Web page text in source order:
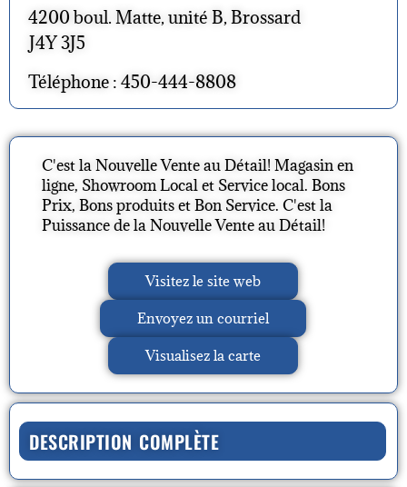
4200 boul. Matte, unité B, Brossard
J4Y 3J5
Téléphone : 450-444-8808
C'est la Nouvelle Vente au Détail! Magasin en
ligne, Showroom Local et Service local. Bons
Prix, Bons produits et Bon Service. C'est la
Puissance de la Nouvelle Vente au Détail!
Visitez le site web
Envoyez un courriel
Visualisez la carte
DESCRIPTION COMPLÈTE